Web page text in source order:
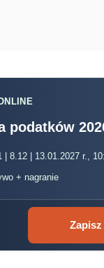
podatków
| 8.12 | 13.01.2027 r.,
+ nagranie
Zapisz